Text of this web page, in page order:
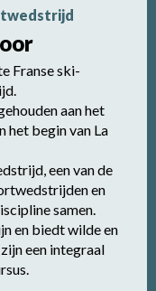
Franse ski-
aan het
het begin van La
een van de
en
samen.
en biedt wilde en
een integraal